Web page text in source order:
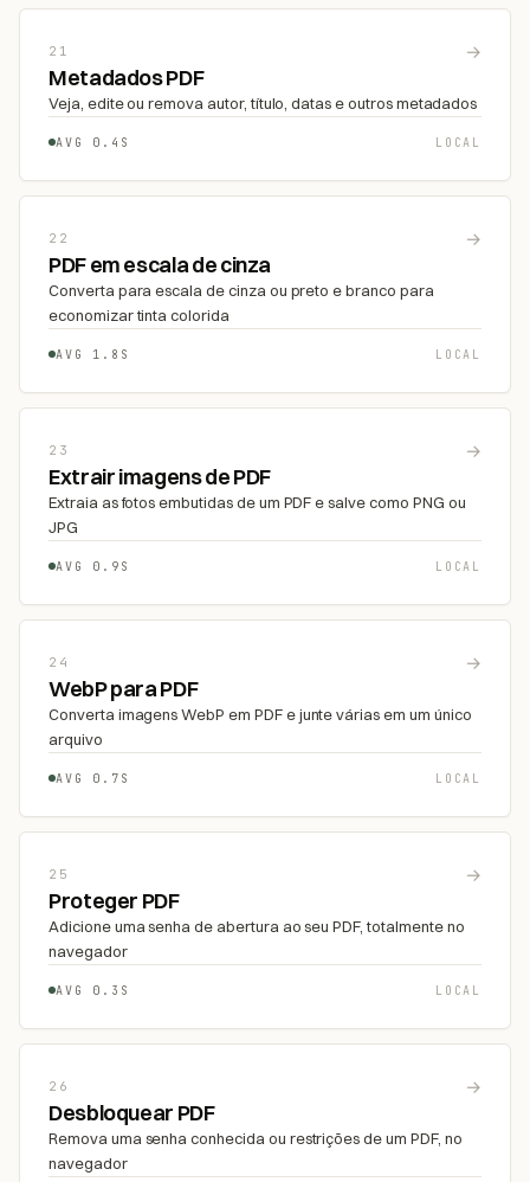
21 →
Metadados PDF
Veja, edite ou remova autor, título, datas e outros metadados
AVG 0.4S LOCAL
22 →
PDF em escala de cinza
Converta para escala de cinza ou preto e branco para
economizar tinta colorida
AVG 1.8S LOCAL
23 →
Extrair imagens de PDF
Extraia as fotos embutidas de um PDF e salve como PNG ou
JPG
AVG 0.9S LOCAL
24 →
WebP para PDF
Converta imagens WebP em PDF e junte várias em um único
arquivo
AVG 0.7S LOCAL
25 →
Proteger PDF
Adicione uma senha de abertura ao seu PDF, totalmente no
navegador
AVG 0.3S LOCAL
26 →
Desbloquear PDF
Remova uma senha conhecida ou restrições de um PDF, no
navegador